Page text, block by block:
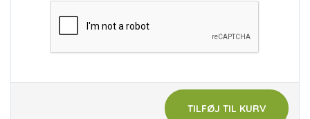
TILFØJ TIL KURV